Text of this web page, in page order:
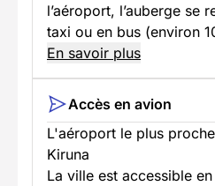
l’aéroport, l’auberge se
taxi ou en bus (environ
En savoir plus
Accès en avion
L'aéroport le plus
Kiruna
La ville est accessible